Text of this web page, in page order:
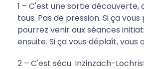
1 – C'est une sortie découverte,
tous. Pas de pression. Si ça vous
pourrez venir aux séances
ensuite. Si ça vous déplaît, vous
2 – C'est sécu. Inzinzach-